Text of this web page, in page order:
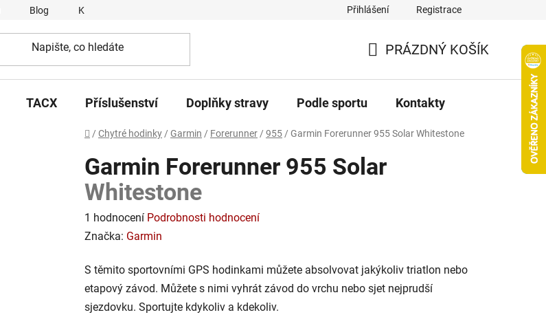
Blog Kontakty Přihlášení Registrace
KOŠÍK
PRÁZDNÝ KOŠÍK
TACX Příslušenství Doplňky stravy Podle sportu Kontakty
Domů
/ Chytré hodinky / Garmin / Forerunner / 955 / Garmin Forerunner 955 SolarWhitestone
Garmin Forerunner 955 Solar
Whitestone
Průměrné
hodnocení
je
5,0
z
1 hodnocení Podrobnosti hodnocení
Značka: Garmin
S těmito sportovními GPS hodinkami můžete absolvovat jakýkoliv triatlon nebo
etapový závod. Můžete s nimi vyhrát závod do vrchu nebo sjet nejprudší
sjezdovku. Sportujte kdykoliv a kdekoliv.